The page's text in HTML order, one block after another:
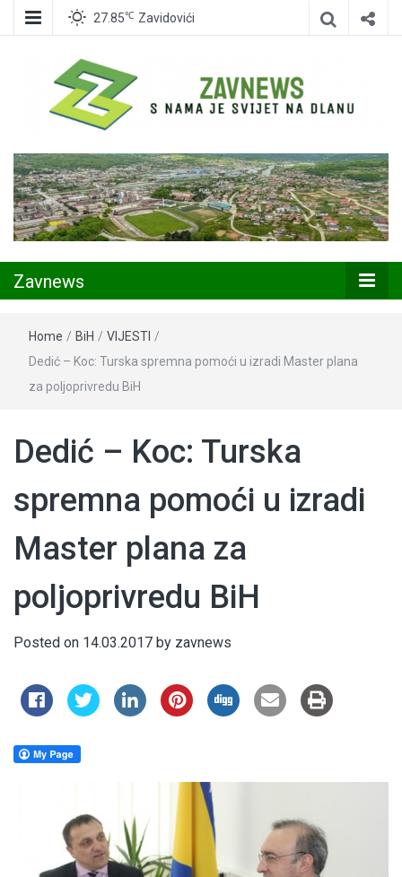
27.85℃ Zavidovići
Zavnews
Zavnews
Home / BiH / VIJESTI /
Dedić – Koc: Turska spremna pomoći u izradi Master plana
za poljoprivredu BiH
Dedić – Koc: Turska
spremna pomoći u izradi
Master plana za
poljoprivredu BiH
Posted on 14.03.2017 by zavnews